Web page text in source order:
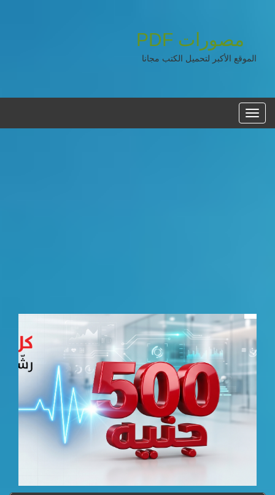
مصورات PDF
الموقع الأكبر لتحميل الكتب مجانا
القائمه
الرئيسية